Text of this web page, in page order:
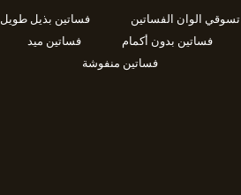
تسوقي الوان الفساتين
فساتين بذيل طويل
فساتين بدون أكمام
فساتين ميد
فساتين منفوشة